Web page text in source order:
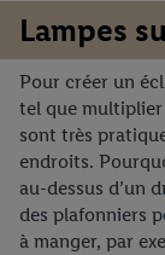
Lampes
Pour créer un
tel que multiplier
sont très
endroits.
au-dessus d’un
des plafonniers
à manger, par